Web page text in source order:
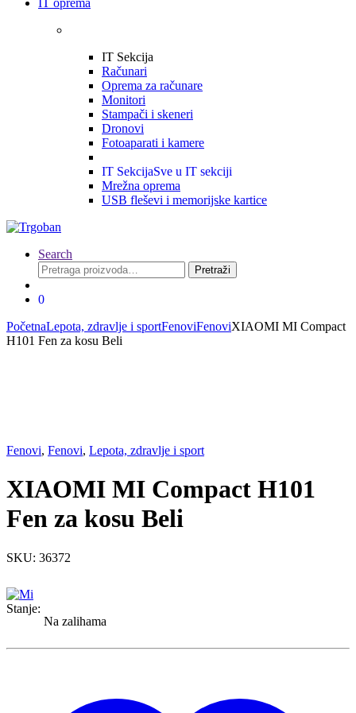
IT oprema
IT Sekcija
Računari
Oprema za računare
Monitori
Stampači i skeneri
Dronovi
Fotoaparati i kamere
IT SekcijaSve u IT sekciji
Mrežna oprema
USB fleševi i memorijske kartice
Search
Pretraga
za:
Pretraži
0
PočetnaLepota, zdravlje i sportFenoviFenoviXIAOMI MI Compact
H101 Fen za kosu Beli
Fenovi, Fenovi, Lepota, zdravlje i sport
XIAOMI MI Compact H101
Fen za kosu Beli
SKU: 36372
Stanje:
Na zalihama